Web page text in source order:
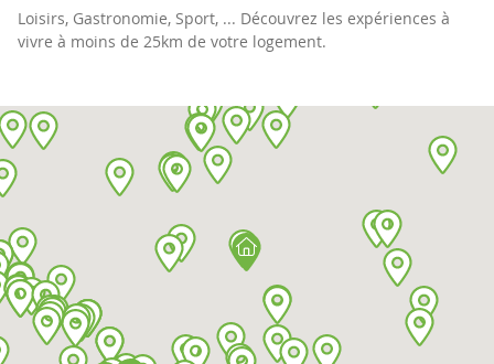
Loisirs, Gastronomie, Sport, ... Découvrez les expériences à
vivre à moins de 25km de votre logement.